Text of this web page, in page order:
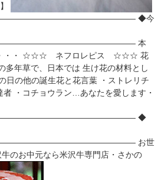
◆今
本
・・・ ☆☆☆ ネフロレピス ☆☆☆ 花
年草で、日本では 生け花の材料とし
の他の誕生花と花言葉 ・ストレリチ
・コチョウラン…あなたを愛します・
◆
お世
のお中元なら米沢牛専門店・さかの